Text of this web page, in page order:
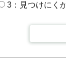
3：見つけにく